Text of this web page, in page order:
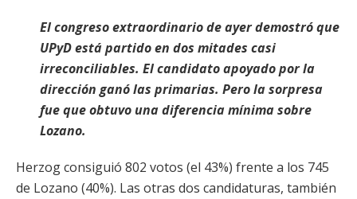
El congreso extraordinario de ayer demostró que
UPyD está partido en dos mitades casi
irreconciliables. El candidato apoyado por la
dirección ganó las primarias. Pero la sorpresa
fue que obtuvo una diferencia mínima sobre
Lozano.
Herzog consiguió 802 votos (el 43%) frente a los 745
de Lozano (40%). Las otras dos candidaturas, también